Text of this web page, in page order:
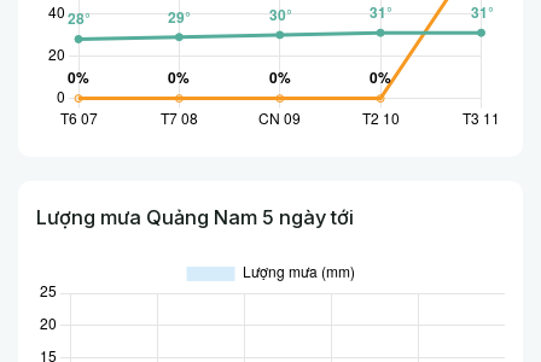
Lượng mưa Quảng Nam 5 ngày tới